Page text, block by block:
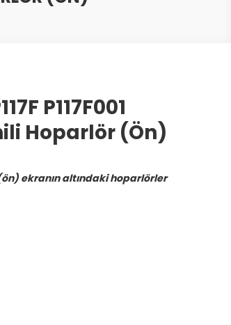
P117F001
Hoparlör (ön)
(ön) ekranın altındaki hoparlörler